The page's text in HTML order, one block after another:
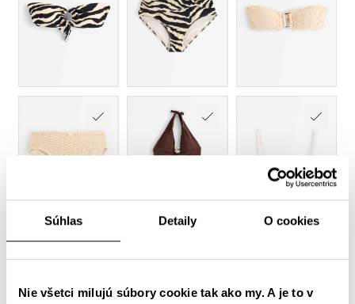
Súhlas Detaily O cookies
Nie všetci milujú súbory cookie tak ako my. A je to v